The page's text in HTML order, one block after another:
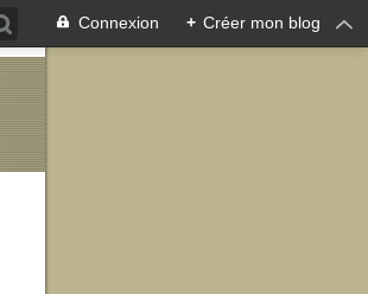
Connexion + Créer mon blog